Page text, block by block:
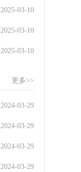
2025-03-10
2025-03-10
2025-03-10
更多>>
2024-03-29
2024-03-29
2024-03-29
2024-03-29